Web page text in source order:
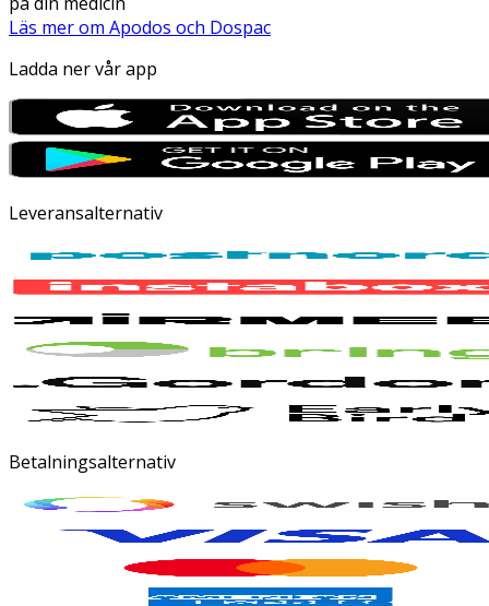
Läs mer om Apodos och Dospac
Ladda ner vår app
Leveransalternativ
Betalningsalternativ